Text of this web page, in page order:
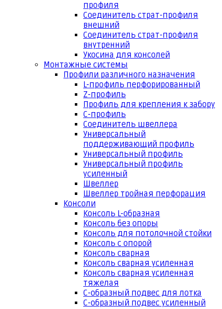
профиля
Соединитель страт-профиля
внешний
Соединитель страт-профиля
внутренний
Укосина для консолей
Монтажные системы
Профили различного назначения
L-профиль перфорированный
Z-профиль
Профиль для крепления к забору
С-профиль
Соединитель швеллера
Универсальный
поддерживающий профиль
Универсальный профиль
Универсальный профиль
усиленный
Швеллер
Швеллер тройная перфорация
Консоли
Консоль L-образная
Консоль без опоры
Консоль для потолочной стойки
Консоль с опорой
Консоль сварная
Консоль сварная усиленная
Консоль сварная усиленная
тяжелая
С-образный подвес для лотка
С-образный подвес усиленный